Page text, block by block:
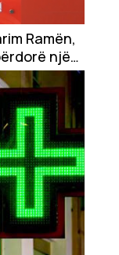
Ramën,
një
euro